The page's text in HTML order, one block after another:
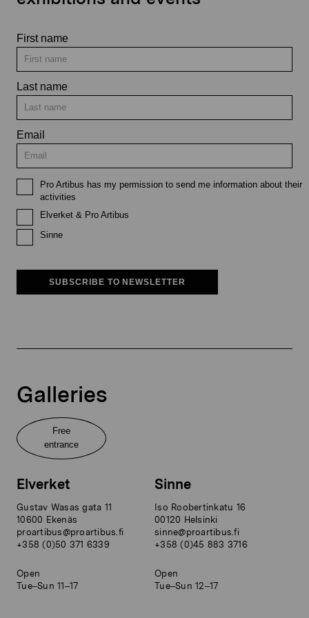
First name
Last name
Email
Pro Artibus has my permission to send me information about their
activities
Elverket & Pro Artibus
Sinne
SUBSCRIBE TO NEWSLETTER
Galleries
Free
entrance
Elverket
Gustav Wasas gata 11
10600 Ekenäs
proartibus@proartibus.fi
+358 (0)50 371 6339
Open
Tue–Sun 11–17
Sinne
Iso Roobertinkatu 16
00120 Helsinki
sinne@proartibus.fi
+358 (0)45 883 3716
Open
Tue–Sun 12–17